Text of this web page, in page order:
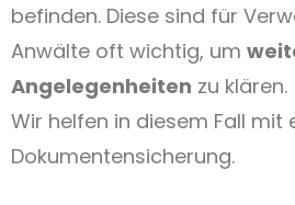
befinden. Diese sind für
Anwälte oft wichtig, um
Angelegenheiten zu klären.
Wir helfen in diesem Fall mit
Dokumentensicherung.